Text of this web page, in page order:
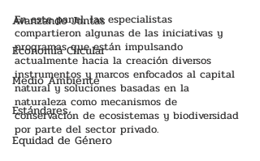
Avanzando Juntas
Economía Circular
Medio Ambiente
Estándares
Equidad de Género
En este panel, las especialistas
compartieron algunas de las iniciativas y
programas que están impulsando
actualmente hacia la creación diversos
instrumentos y marcos enfocados al capital
natural y soluciones basadas en la
naturaleza como mecanismos de
conservación de ecosistemas y biodiversidad
por parte del sector privado.